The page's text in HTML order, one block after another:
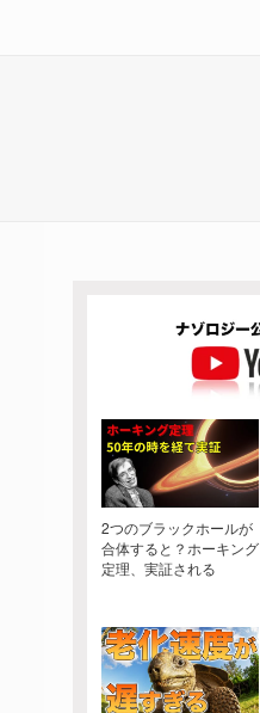
2つのブラックホールが
合体すると？ホーキング
定理、実証される